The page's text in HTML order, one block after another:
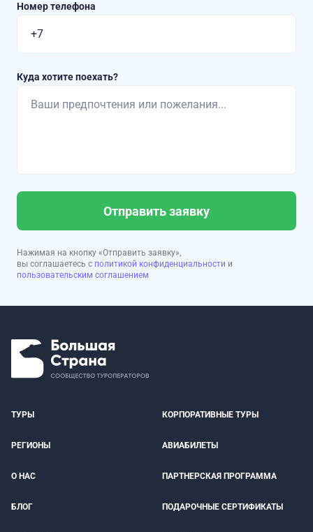
Номер телефона
Куда хотите поехать?
Отправить заявку
Нажимая на кнопку «Отправить заявку»,
вы соглашаетесь с политикой конфиденциальности и
пользовательским соглашением
ТУРЫ КОРПОРАТИВНЫЕ ТУРЫ
РЕГИОНЫ АВИАБИЛЕТЫ
О НАС ПАРТНЕРСКАЯ ПРОГРАММА
БЛОГ ПОДАРОЧНЫЕ СЕРТИФИКАТЫ